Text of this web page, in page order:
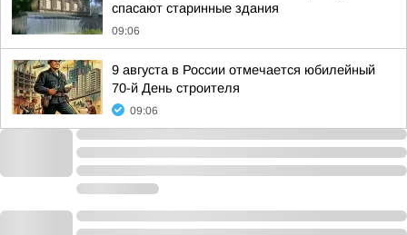
спасают старинные здания
09:06
9 августа в России отмечается юбилейный
70-й День строителя
09:06